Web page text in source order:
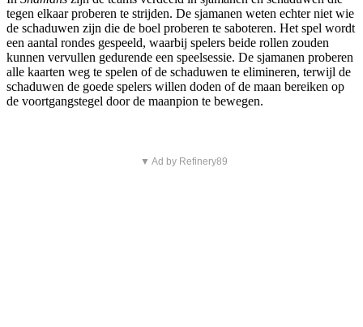
tegen elkaar proberen te strijden. De sjamanen weten echter niet wie
de schaduwen zijn die de boel proberen te saboteren. Het spel wordt
een aantal rondes gespeeld, waarbij spelers beide rollen zouden
kunnen vervullen gedurende een speelsessie. De sjamanen proberen
alle kaarten weg te spelen of de schaduwen te elimineren, terwijl de
schaduwen de goede spelers willen doden of de maan bereiken op
de voortgangstegel door de maanpion te bewegen.
▼ Ad by Refinery89